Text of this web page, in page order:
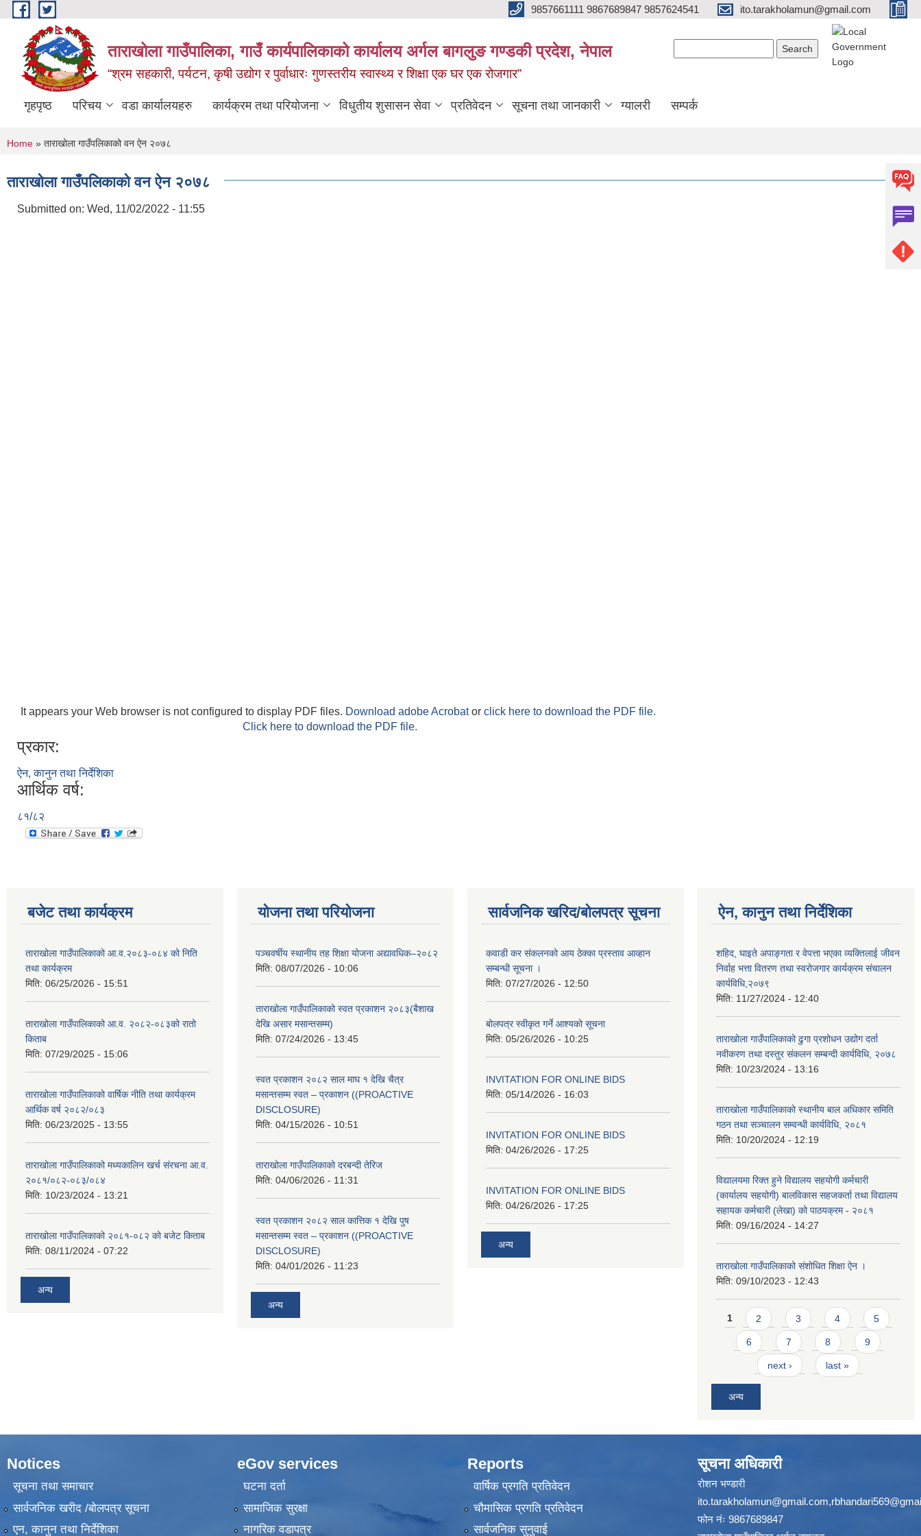
Skip to main content 9857661111 9867689847 9857624541 ito.tarakholamun@gmail.com
ताराखोला गाउँपालिका, गाउँ कार्यपालिकाको कार्यालय अर्गल बागलुङ गण्डकी प्रदेश, नेपाल
“श्रम सहकारी, पर्यटन, कृषी उद्योग र पुर्वाधारः गुणस्तरीय स्वास्थ्य र शिक्षा एक घर एक रोजगार”
गृहपृष्ठ परिचय वडा कार्यालयहरु कार्यक्रम तथा परियोजना विधुतीय शुसासन सेवा प्रतिवेदन सूचना तथा जानकारी ग्यालरी सम्पर्क
You are here
Home » ताराखोला गाउँपलिकाको वन ऐन २०७८
ताराखोला गाउँपलिकाको वन ऐन २०७८
Submitted on: Wed, 11/02/2022 - 11:55
It appears your Web browser is not configured to display PDF files. Download adobe Acrobator click here to download the PDF file.
Click here to download the PDF file.
प्रकार:
ऐन, कानुन तथा निर्देशिका
आर्थिक वर्ष:
८१/८२
बजेट तथा कार्यक्रम
ताराखोला गाउँपालिकाको आ.व.२०८३-०८४ को निति
तथा कार्यक्रम
मिति: 06/25/2026 - 15:51
ताराखोला गाउँपालिकाको आ.व. २०८२-०८३को रातो
किताब
मिति: 07/29/2025 - 15:06
ताराखोला गाउँपालिकाको वार्षिक नीति तथा कार्यक्रम
आर्थिक वर्ष २०८२/०८३
मिति: 06/23/2025 - 13:55
ताराखोला गाउँपालिकाको मध्यकालिन खर्च संरचना आ.व.
२०८१/०८२-०८३/०८४
मिति: 10/23/2024 - 13:21
ताराखोला गाउँपालिकाको २०८१-०८२ को बजेट किताब
मिति: 08/11/2024 - 07:22
अन्य
योजना तथा परियोजना
पञ्चवर्षीय स्थानीय तह शिक्षा योजना अद्यावधिक–२०८२
मिति: 08/07/2026 - 10:06
ताराखोला गाउँपालिकाको स्वत प्रकाशन २०८३(बैशाख
देखि असार मसान्तसम्म)
मिति: 07/24/2026 - 13:45
स्वत प्रकाशन २०८२ साल माघ १ देखि चैत्र
मसान्तसम्म स्वत – प्रकाशन ((PROACTIVE
DISCLOSURE)
मिति: 04/15/2026 - 10:51
ताराखोला गाउँपालिकाको दरबन्दी तेरिज
मिति: 04/06/2026 - 11:31
स्वत प्रकाशन २०८२ साल कात्तिक १ देखि पुष
मसान्तसम्म स्वत – प्रकाशन ((PROACTIVE
DISCLOSURE)
मिति: 04/01/2026 - 11:23
अन्य
सार्वजनिक खरिद/बोलपत्र सूचना
कवाडी कर संकलनको आय ठेक्का प्रस्ताव आव्हान
सम्बन्धी सूचना ।
मिति: 07/27/2026 - 12:50
बोलपत्र स्वीकृत गर्ने आश्यको सूचना
मिति: 05/26/2026 - 10:25
INVITATION FOR ONLINE BIDS
मिति: 05/14/2026 - 16:03
INVITATION FOR ONLINE BIDS
मिति: 04/26/2026 - 17:25
INVITATION FOR ONLINE BIDS
मिति: 04/26/2026 - 17:25
अन्य
ऐन, कानुन तथा निर्देशिका
शहिद, घाइते अपाङ्गता र वेपत्ता भएका व्यक्तिलाई जीवन
निर्वाह भत्ता वितरण तथा स्वरोजगार कार्यक्रम संचालन
कार्यविधि,२०७९
मिति: 11/27/2024 - 12:40
ताराखोला गाउँपालिकाको ढुगा प्रशोधन उद्योग दर्ता
नवीकरण तथा दस्तुर संकलन सम्बन्दी कार्यविधि, २०७८
मिति: 10/23/2024 - 13:16
ताराखोला गाउँपालिकाको स्थानीय बाल अधिकार समिति
गठन तथा सञ्चालन सम्वन्धी कार्यविधि, २०८१
मिति: 10/20/2024 - 12:19
विद्यालयमा रिक्त हुने विद्यालय सहयोगी कर्मचारी
(कार्यालय सहयोगी) बालविकास सहजकर्ता तथा विद्यालय
सहायक कर्मचारी (लेखा) को पाठयक्रम - २०८१
मिति: 09/16/2024 - 14:27
ताराखोला गाउँपालिकाको संशोधित शिक्षा ऐन ।
मिति: 09/10/2023 - 12:43
Pages
1 2 3 4 5
6 7 8 9
next › last »
अन्य
Notices
सूचना तथा समाचार
सार्वजनिक खरीद /बोलपत्र सूचना
एन, कानुन तथा निर्देशिका
eGov services
घटना दर्ता
सामाजिक सुरक्षा
नागरिक वडापत्र
Reports
वार्षिक प्रगति प्रतिवेदन
चौमासिक प्रगति प्रतिवेदन
सार्वजनिक सुनुवाई
सूचना अधिकारी
रोशन भण्डारी
ito.tarakholamun@gmail.com,
फोन नंः 9867689847